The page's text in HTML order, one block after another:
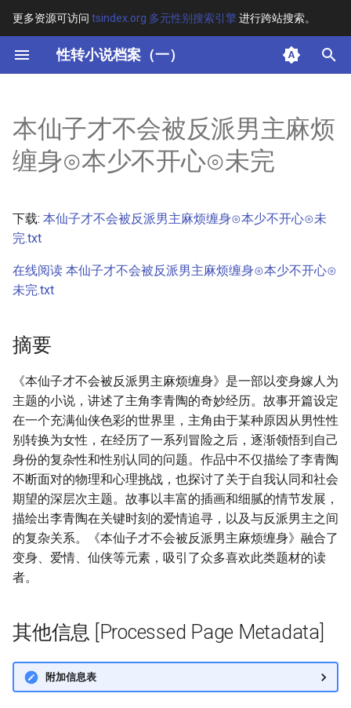
更多资源可访问 tsindex.org 多元性别搜索引擎进行跨站搜索。
性转小说档案（一）
键
开
始
索
其他信息 [Processed Page
Metadata]
本仙子才不会被反派男主麻烦
缠身⊙本少不开心⊙未完
下载: 本仙子才不会被反派男主麻烦缠身⊙本少不开心⊙未
完.txt
在线阅读 本仙子才不会被反派男主麻烦缠身⊙本少不开心⊙
未完.txt
摘要
《本仙子才不会被反派男主麻烦缠身》是一部以变身嫁人为
主题的小说，讲述了主角李青陶的奇妙经历。故事开篇设定
在一个充满仙侠色彩的世界里，主角由于某种原因从男性性
别转换为女性，在经历了一系列冒险之后，逐渐领悟到自己
身份的复杂性和性别认同的问题。作品中不仅描绘了李青陶
不断面对的物理和心理挑战，也探讨了关于自我认同和社会
期望的深层次主题。故事以丰富的插画和细腻的情节发展，
描绘出李青陶在关键时刻的爱情追寻，以及与反派男主之间
的复杂关系。《本仙子才不会被反派男主麻烦缠身》融合了
变身、爱情、仙侠等元素，吸引了众多喜欢此类题材的读
者。
其他信息 [Processed Page Metadata]
附加信息表